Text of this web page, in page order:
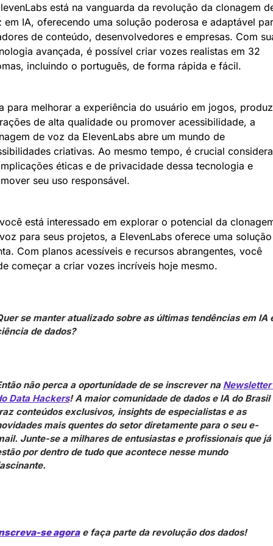
está na vanguarda da revolução da clonagem
em IA, oferecendo uma solução poderosa e adaptável
de conteúdo, desenvolvedores e empresas. Com
avançada, é possível criar vozes realistas em 32
incluindo o português, de forma rápida e fácil.
para melhorar a experiência do usuário em jogos,
de alta qualidade ou promover acessibilidade, a
de voz da ElevenLabs abre um mundo de
criativas. Ao mesmo tempo, é crucial
éticas e de privacidade dessa tecnologia e
seu uso responsável.
está interessado em explorar o potencial da
para seus projetos, a ElevenLabs oferece uma
Com planos acessíveis e recursos abrangentes, você
começar a criar vozes incríveis hoje mesmo.
se manter atualizado sobre as últimas tendências em IA
de dados?
não perca a oportunidade de se inscrever na Newsletter
Data Hackers! A maior comunidade de dados e IA do Brasil
conteúdos exclusivos, insights de especialistas e as
mais quentes do setor diretamente para o seu e-
Junte-se a milhares de entusiastas e profissionais que já
por dentro de tudo que acontece nesse mundo
se agora e faça parte da revolução dos dados!